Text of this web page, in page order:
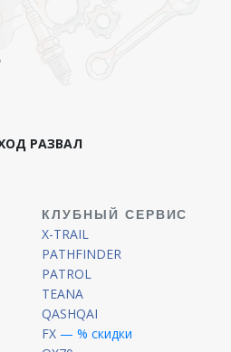
РАЗВАЛ
КЛУБНЫЙ СЕРВИС
X-TRAIL
PATHFINDER
PATROL
TEANA
QASHQAI
FX — % скидки